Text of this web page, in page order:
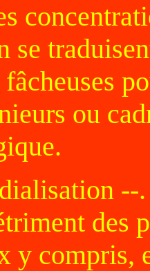
se
fâcheuses
ou
des
y compris,